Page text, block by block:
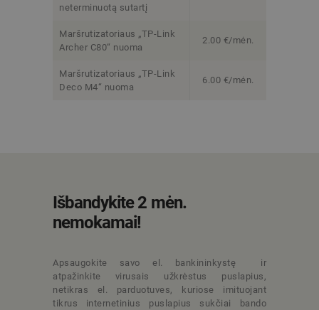
neterminuotą sutartį
Maršrutizatoriaus „TP-Link
Archer C80“ nuoma
2.00 €/mėn.
Maršrutizatoriaus „TP-Link
Deco M4“ nuoma
6.00 €/mėn.
Išbandykite 2 mėn.
nemokamai!
Apsaugokite savo el. bankininkystę ir
atpažinkite virusais užkrėstus puslapius,
netikras el. parduotuves, kuriose imituojant
tikrus internetinius puslapius sukčiai bando